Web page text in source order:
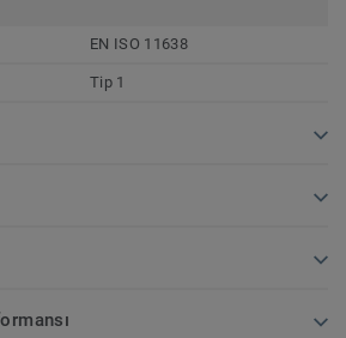
EN ISO 11638
Tip 1